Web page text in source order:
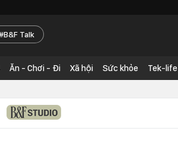
B&F Talk
Ăn - Chơi - Đi Xã hội Sức khỏe Tek-life